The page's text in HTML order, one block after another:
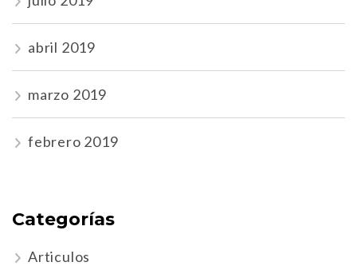
abril 2019
marzo 2019
febrero 2019
Categorías
Articulos